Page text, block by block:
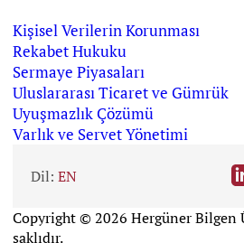
Kişisel Verilerin Korunması
Rekabet Hukuku
Sermaye Piyasaları
Uluslararası Ticaret ve Gümrük
Uyuşmazlık Çözümü
Varlık ve Servet Yönetimi
Dil: EN
Copyright © 2026 Hergüner Bilgen
saklıdır.